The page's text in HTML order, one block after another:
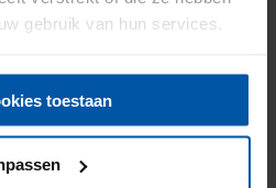
gebruik van hun services.
toestaan